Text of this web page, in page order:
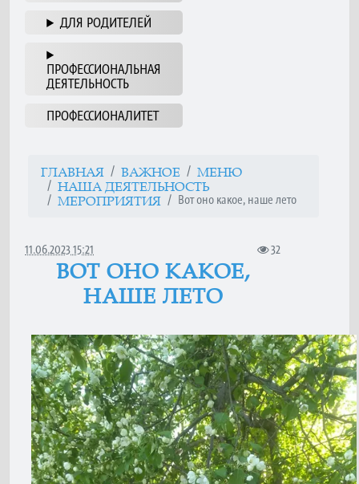
ДЛЯ РОДИТЕЛЕЙ
ПРОФЕССИОНАЛЬНАЯ
ДЕЯТЕЛЬНОСТЬ
ПРОФЕССИОНАЛИТЕТ
ГЛАВНАЯ ВАЖНОЕ
МЕНЮ
НАША ДЕЯТЕЛЬНОСТЬ
МЕРОПРИЯТИЯ
Вот оно какое, наше лето
11.06.2023 15:21 32
ВОТ ОНО КАКОЕ,
НАШЕ ЛЕТО